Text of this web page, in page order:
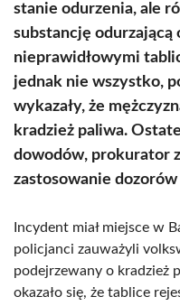
stanie odurzenia, ale
substancję odurzającą
nieprawidłowymi
jednak nie wszystko,
wykazały, że
kradzież paliwa.
dowodów, prokurator
zastosowanie
Incydent miał miejsce w
policjanci zauważyli
podejrzewany o kradzież
okazało się, że tablice